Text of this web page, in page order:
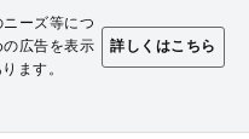
ーズ等につ
広告を表示
ます。
詳しくはこちら